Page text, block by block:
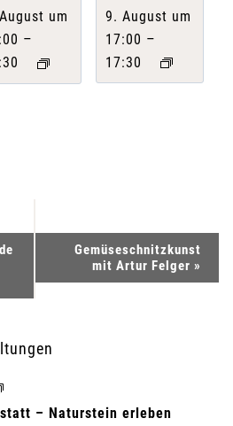
um
–
9. August um
17:00 –
17:30
Gemüseschnitzkunst
mit Artur Felger »
– Naturstein erleben